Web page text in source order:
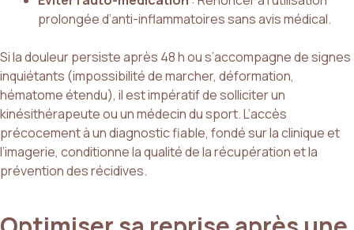
prolongée d’anti-inflammatoires sans avis médical.
Si la douleur persiste après 48 h ou s’accompagne de signes
inquiétants (impossibilité de marcher, déformation,
hématome étendu), il est impératif de solliciter un
kinésithérapeute ou un médecin du sport. L’accès
précocement à un diagnostic fiable, fondé sur la clinique et
l’imagerie, conditionne la qualité de la récupération et la
prévention des récidives.